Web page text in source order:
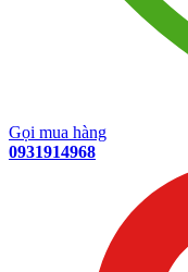
Gọi mua hàng
0931914968